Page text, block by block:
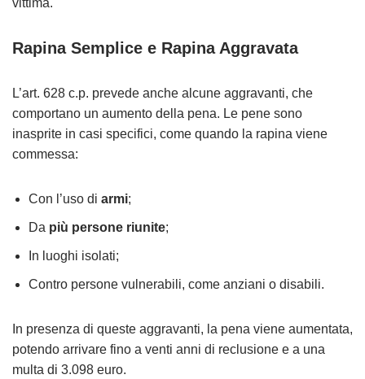
vittima.
Rapina Semplice e Rapina Aggravata
L’art. 628 c.p. prevede anche alcune aggravanti, che
comportano un aumento della pena. Le pene sono
inasprite in casi specifici, come quando la rapina viene
commessa:
Con l’uso di armi;
Da più persone riunite;
In luoghi isolati;
Contro persone vulnerabili, come anziani o disabili.
In presenza di queste aggravanti, la pena viene aumentata,
potendo arrivare fino a venti anni di reclusione e a una
multa di 3.098 euro.